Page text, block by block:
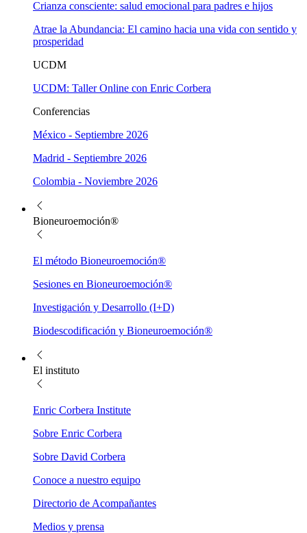
Crianza consciente: salud emocional para padres e hijos
Atrae la Abundancia: El camino hacia una vida con sentido y
prosperidad
UCDM
UCDM: Taller Online con Enric Corbera
Conferencias
México - Septiembre 2026
Madrid - Septiembre 2026
Colombia - Noviembre 2026
Bioneuroemoción®
El método Bioneuroemoción®
Sesiones en Bioneuroemoción®
Investigación y Desarrollo (I+D)
Biodescodificación y Bioneuroemoción®
El instituto
Enric Corbera Institute
Sobre Enric Corbera
Sobre David Corbera
Conoce a nuestro equipo
Directorio de Acompañantes
Medios y prensa